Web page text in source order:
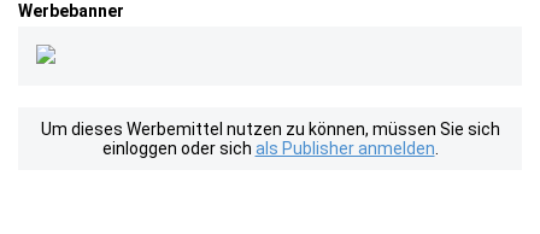
Werbebanner
Um dieses Werbemittel nutzen zu können, müssen Sie sich
einloggen oder sich als Publisher anmelden